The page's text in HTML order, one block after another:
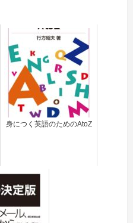
身につく英語のためのAtoZ